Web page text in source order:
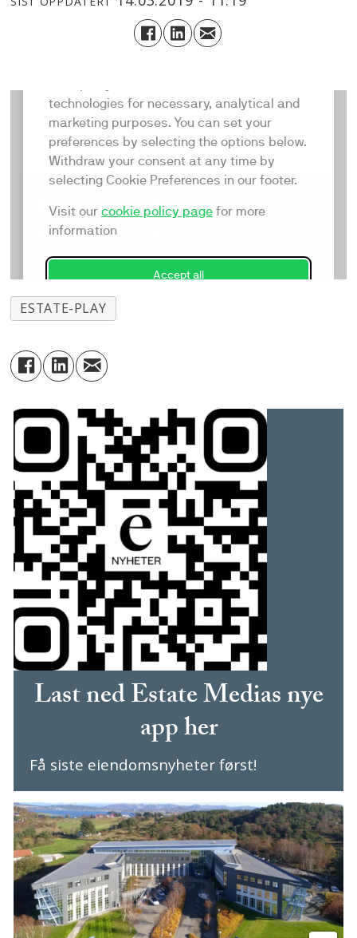
ESTATE-PLAY
Last ned Estate Medias nye
app her
Få siste eiendomsnyheter først!